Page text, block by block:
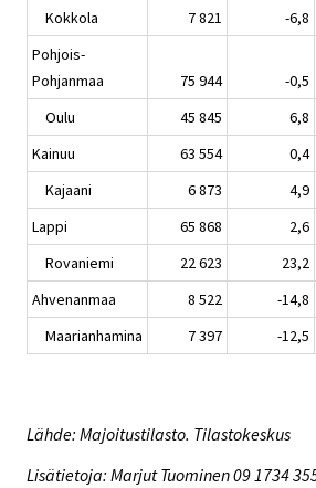
Kokkola
7 821 -6,8
Pohjois-
Pohjanmaa
75 944 -0,5
Oulu
45 845 6,8
Kainuu
63 554 0,4
Kajaani
6 873 4,9
Lappi
65 868 2,6
Rovaniemi
22 623 23,2
Ahvenanmaa
8 522 -14,8
Maarianhamina
7 397 -12,5
Lähde: Majoitustilasto. Tilastokeskus
Lisätietoja: Marjut Tuominen 09 1734